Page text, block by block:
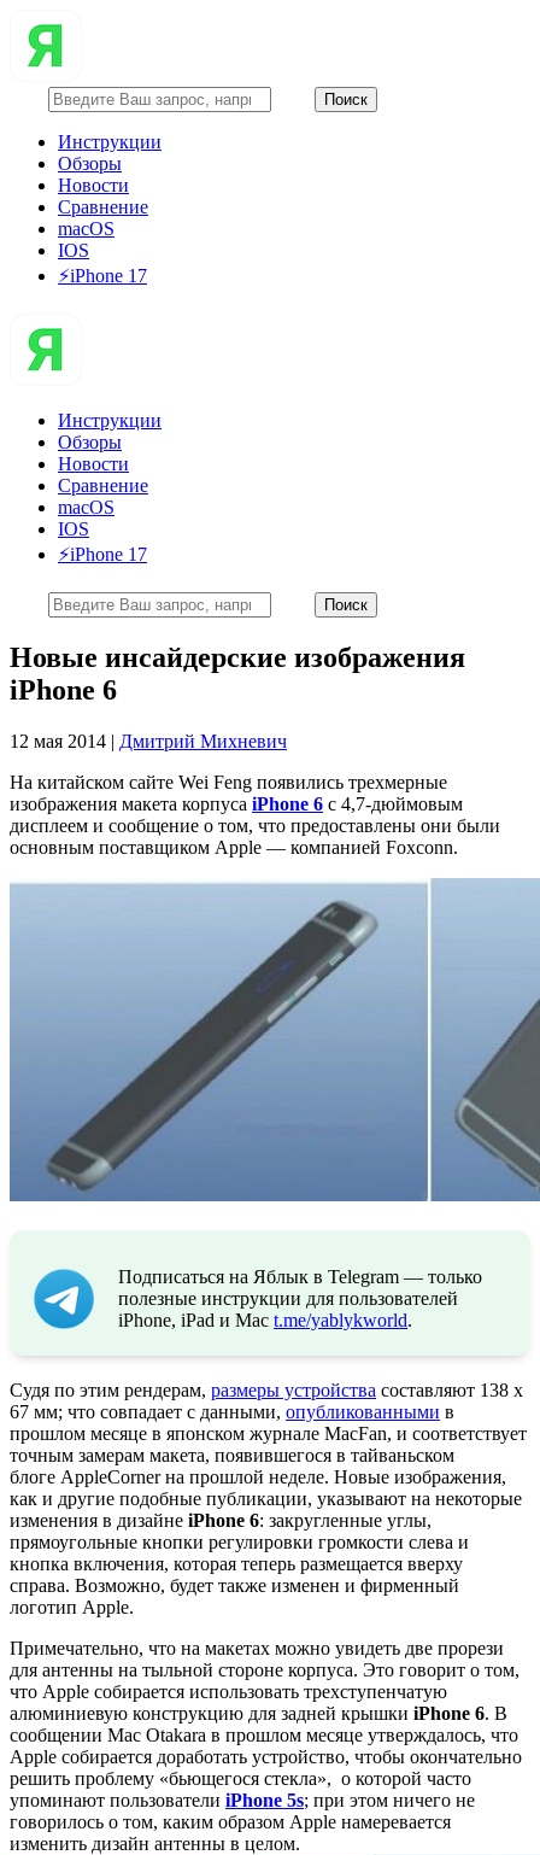
Инструкции
Обзоры
Новости
Сравнение
macOS
IOS
⚡️iPhone 17
Инструкции
Обзоры
Новости
Сравнение
macOS
IOS
⚡️iPhone 17
Новые инсайдерские изображения
iPhone 6
12 мая 2014 | Дмитрий Михневич
На китайском сайте Wei Feng появились трехмерные
изображения макета корпуса iPhone 6 с 4,7-дюймовым
дисплеем и сообщение о том, что предоставлены они были
основным поставщиком Apple — компанией Foxconn.
Подписаться на Яблык в Telegram — только
полезные инструкции для пользователей
iPhone, iPad и Mac t.me/yablykworld.
Судя по этим рендерам, размеры устройства составляют 138 x
67 мм; что совпадает с данными, опубликованными в
прошлом месяце в японском журнале MacFan, и соответствует
точным замерам макета, появившегося в тайваньском
блоге AppleCorner на прошлой неделе. Новые изображения,
как и другие подобные публикации, указывают на некоторые
изменения в дизайне iPhone 6: закругленные углы,
прямоугольные кнопки регулировки громкости слева и
кнопка включения, которая теперь размещается вверху
справа. Возможно, будет также изменен и фирменный
логотип Apple.
Примечательно, что на макетах можно увидеть две прорези
для антенны на тыльной стороне корпуса. Это говорит о том,
что Apple собирается использовать трехступенчатую
алюминиевую конструкцию для задней крышки iPhone 6. В
сообщении Mac Otakara в прошлом месяце утверждалось, что
Apple собирается доработать устройство, чтобы окончательно
решить проблему «бьющегося стекла», о которой часто
упоминают пользователи iPhone 5s; при этом ничего не
говорилось о том, каким образом Apple намеревается
изменить дизайн антенны в целом.